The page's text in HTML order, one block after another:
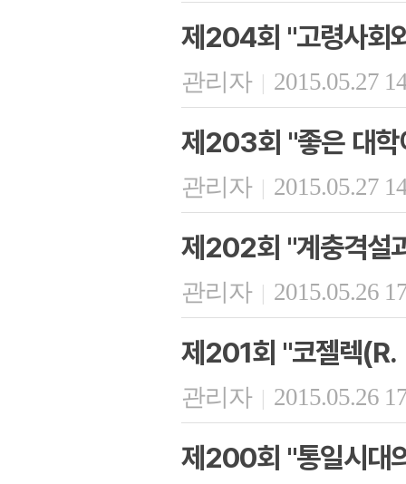
제204회 "고령사회
관리자 | 2015.05.27
제203회 "좋은 대학
관리자 | 2015.05.27
제202회 "계충격설
관리자 | 2015.05.26
제201회 "코젤렉
관리자 | 2015.05.26
제200회 "통일시대